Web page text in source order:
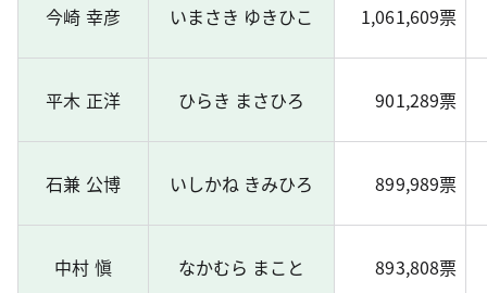
今崎 幸彦 いまさき ゆきひこ 1,061,609票
平木 正洋 ひらき まさひろ 901,289票
石兼 公博 いしかね きみひろ 899,989票
中村 愼 なかむら まこと 893,808票